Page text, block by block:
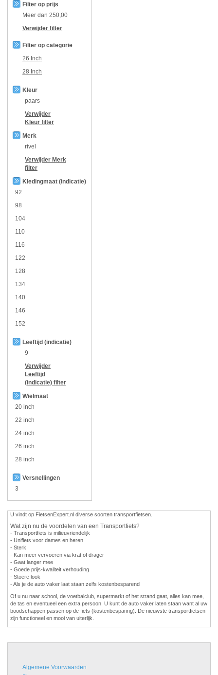
Filter op prijs
Meer dan 250,00
Verwijder filter
Filter op categorie
26 Inch
28 Inch
Kleur
paars
Verwijder
Kleur filter
Merk
rivel
Verwijder Merk
filter
Kledingmaat (indicatie)
92
98
104
110
116
122
128
134
140
146
152
Leeftijd (indicatie)
9
Verwijder
Leeftijd
(indicatie) filter
Wielmaat
20 inch
22 inch
24 inch
26 inch
28 inch
Versnellingen
3
U vindt op FietsenExpert.nl diverse soorten transportfietsen.
Wat zijn nu de voordelen van een Transportfiets?
- Transportfiets is milieuvriendelijk
- Unifiets voor dames en heren
- Sterk
- Kan meer vervoeren via krat of drager
- Gaat langer mee
- Goede prijs-kwaliteit verhouding
- Stoere look
- Als je de auto vaker laat staan zelfs kostenbesparend
Of u nu naar school, de voetbalclub, supermarkt of het strand gaat, alles kan mee,
de tas en eventueel een extra persoon. U kunt de auto vaker laten staan want al uw
boodschappen passen op de fiets (kostenbesparing). De nieuwste transportfietsen
zijn functioneel en mooi van uiterlijk.
Algemene Voorwaarden